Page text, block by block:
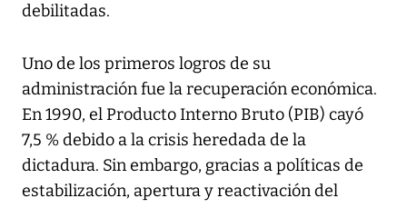
debilitadas.
Uno de los primeros logros de su
administración fue la recuperación económica.
En 1990, el Producto Interno Bruto (PIB) cayó
7,5 % debido a la crisis heredada de la
dictadura. Sin embargo, gracias a políticas de
estabilización, apertura y reactivación del